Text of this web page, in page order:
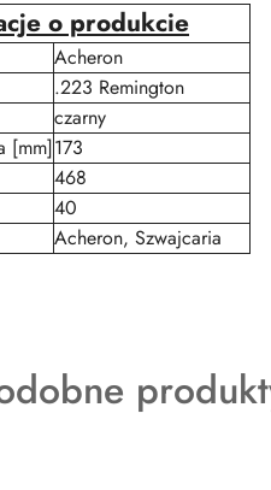
o produkcie
Acheron
.223 Remington
czarny
[mm]173
468
40
Acheron, Szwajcaria